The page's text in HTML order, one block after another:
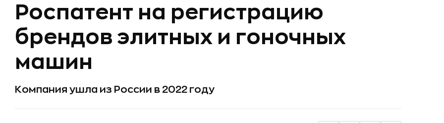
Роспатент на регистрацию
брендов элитных и гоночных
машин
Компания ушла из России в 2022 году